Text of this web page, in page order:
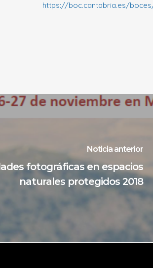
https://boc.cantabria.es/
Noticia anterior
fotográficas en espacios
naturales protegidos 2018